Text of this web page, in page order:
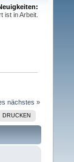
ist in Arbeit.
nächstes »
DRUCKEN